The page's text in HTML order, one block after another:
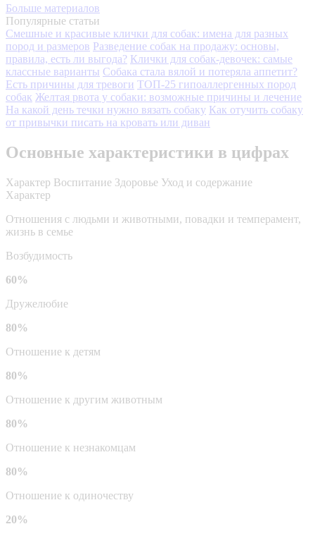
Больше материалов
Популярные статьи
Смешные и красивые клички для собак: имена для разных
пород и размеров Разведение собак на продажу: основы,
правила, есть ли выгода? Клички для собак-девочек: самые
классные варианты Собака стала вялой и потеряла аппетит?
Есть причины для тревоги ТОП-25 гипоаллергенных пород
собак Желтая рвота у собаки: возможные причины и лечение
На какой день течки нужно вязать собаку Как отучить собаку
от привычки писать на кровать или диван
Основные характеристики в цифрах
Характер Воспитание Здоровье Уход и содержание
Характер
Отношения с людьми и животными, повадки и темперамент,
жизнь в семье
Возбудимость
60%
Дружелюбие
80%
Отношение к детям
80%
Отношение к другим животным
80%
Отношение к незнакомцам
80%
Отношение к одиночеству
20%